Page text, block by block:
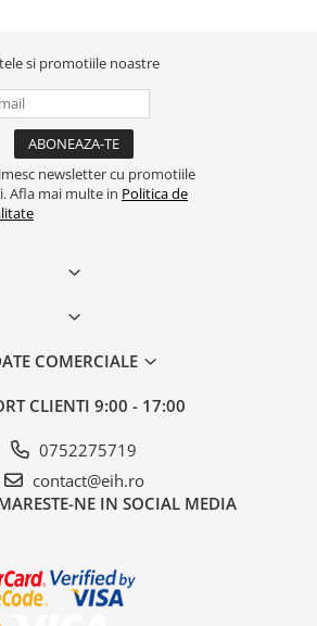
si promotiile noastre
newsletter cu promotiile
Afla mai multe in Politica de
COMERCIALE
CLIENTI 9:00 - 17:00
0752275719
contact@eih.ro
NE IN SOCIAL MEDIA